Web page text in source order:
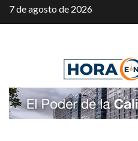
Saltar
al
7 de agosto de 2026